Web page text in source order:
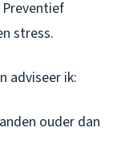
stress.
adviseer ik:
ouder dan